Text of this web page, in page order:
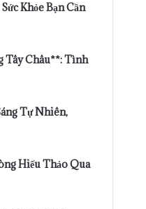
Khỏe Bạn Cần
Tây Châu**: Tình
Tự Nhiên,
Hiếu Thảo Qua